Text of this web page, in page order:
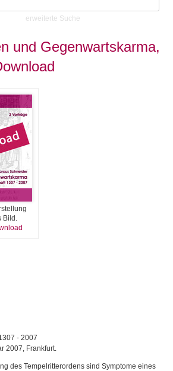
erweiterte Suche
und Gegenwartskarma,
Bild.
- 2007
2007, Frankfurt.
des Tempelritterordens sind Symptome eines